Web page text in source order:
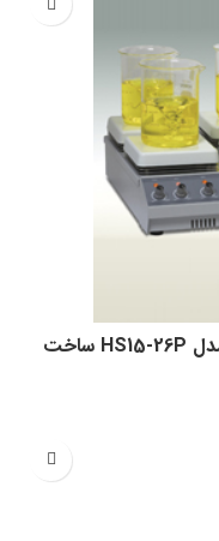
هات پلیت با همزن مغناطیسی۶خانه مدل HS15-26P ساخت